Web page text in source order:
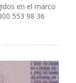
en el marco
553 98 36